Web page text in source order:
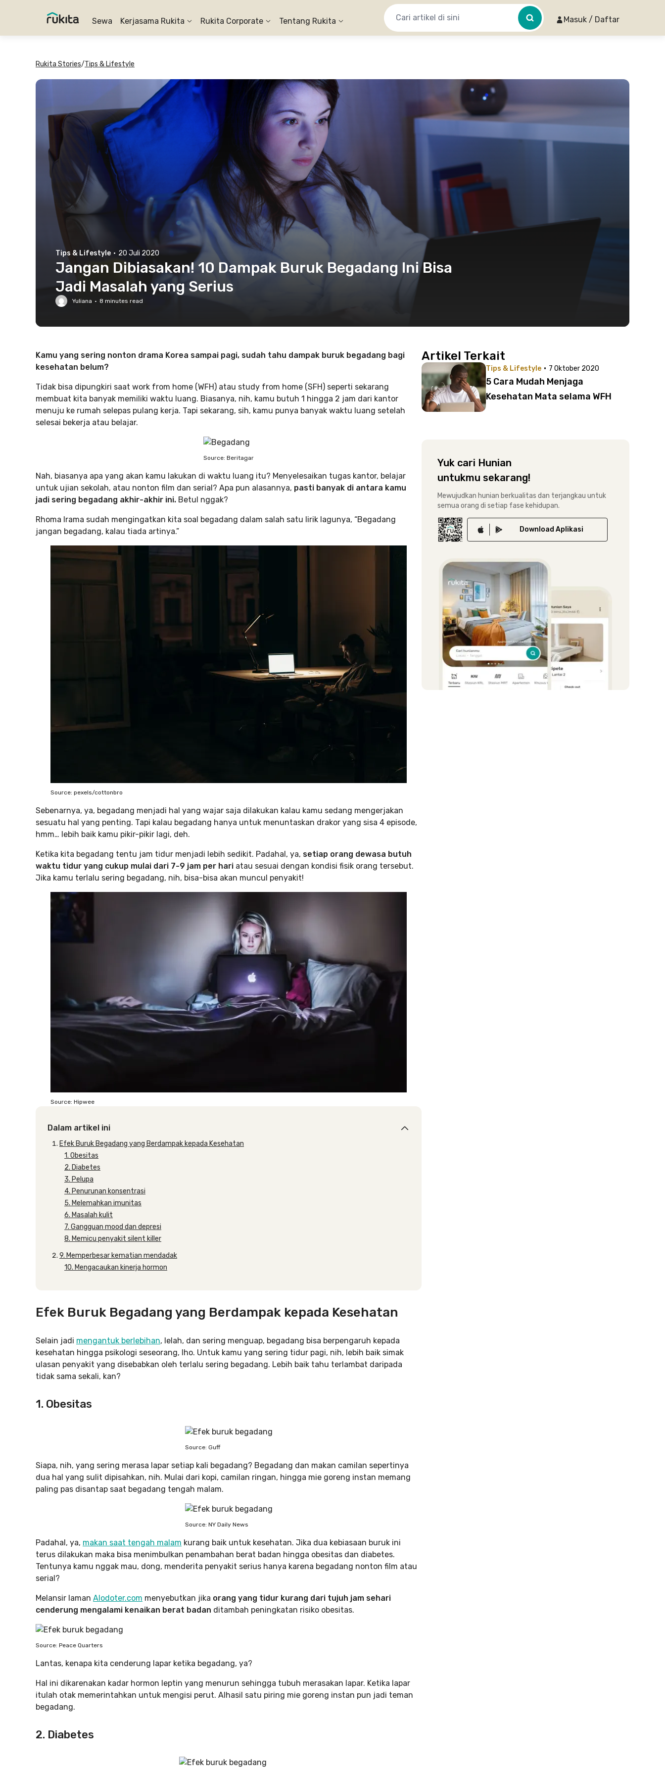
Sewa Kerjasama Rukita Rukita Corporate Tentang Rukita Masuk / Daftar
Rukita Stories/Tips & Lifestyle
Tips & Lifestyle · 20 Juli 2020
Jangan Dibiasakan! 10 Dampak Buruk Begadang Ini Bisa
Jadi Masalah yang Serius
Yuliana · 8 minutes read
Kamu yang sering nonton drama Korea sampai pagi, sudah tahu dampak buruk begadang bagi
kesehatan belum?
Tidak bisa dipungkiri saat work from home (WFH) atau study from home (SFH) seperti sekarang
membuat kita banyak memiliki waktu luang. Biasanya, nih, kamu butuh 1 hingga 2 jam dari kantor
menuju ke rumah selepas pulang kerja. Tapi sekarang, sih, kamu punya banyak waktu luang setelah
selesai bekerja atau belajar.
Source: Beritagar
Nah, biasanya apa yang akan kamu lakukan di waktu luang itu? Menyelesaikan tugas kantor, belajar
untuk ujian sekolah, atau nonton film dan serial? Apa pun alasannya, pasti banyak di antara kamu
jadi sering begadang akhir-akhir ini. Betul nggak?
Rhoma Irama sudah mengingatkan kita soal begadang dalam salah satu lirik lagunya, “Begadang
jangan begadang, kalau tiada artinya.”
Source: pexels/cottonbro
Sebenarnya, ya, begadang menjadi hal yang wajar saja dilakukan kalau kamu sedang mengerjakan
sesuatu hal yang penting. Tapi kalau begadang hanya untuk menuntaskan drakor yang sisa 4 episode,
hmm… lebih baik kamu pikir-pikir lagi, deh.
Ketika kita begadang tentu jam tidur menjadi lebih sedikit. Padahal, ya, setiap orang dewasa butuh
waktu tidur yang cukup mulai dari 7-9 jam per hari atau sesuai dengan kondisi fisik orang tersebut.
Jika kamu terlalu sering begadang, nih, bisa-bisa akan muncul penyakit!
Source: Hipwee
Dalam artikel ini
Efek Buruk Begadang yang Berdampak kepada Kesehatan
1. Obesitas
2. Diabetes
3. Pelupa
4. Penurunan konsentrasi
5. Melemahkan imunitas
6. Masalah kulit
7. Gangguan mood dan depresi
8. Memicu penyakit silent killer
9. Memperbesar kematian mendadak
10. Mengacaukan kinerja hormon
Efek Buruk Begadang yang Berdampak kepada Kesehatan
Selain jadi mengantuk berlebihan, lelah, dan sering menguap, begadang bisa berpengaruh kepada
kesehatan hingga psikologi seseorang, lho. Untuk kamu yang sering tidur pagi, nih, lebih baik simak
ulasan penyakit yang disebabkan oleh terlalu sering begadang. Lebih baik tahu terlambat daripada
tidak sama sekali, kan?
1. Obesitas
Source: Guff
Siapa, nih, yang sering merasa lapar setiap kali begadang? Begadang dan makan camilan sepertinya
dua hal yang sulit dipisahkan, nih. Mulai dari kopi, camilan ringan, hingga mie goreng instan memang
paling pas disantap saat begadang tengah malam.
Source: NY Daily News
Padahal, ya, makan saat tengah malam kurang baik untuk kesehatan. Jika dua kebiasaan buruk ini
terus dilakukan maka bisa menimbulkan penambahan berat badan hingga obesitas dan diabetes.
Tentunya kamu nggak mau, dong, menderita penyakit serius hanya karena begadang nonton film atau
serial?
Melansir laman Alodoter.com menyebutkan jika orang yang tidur kurang dari tujuh jam sehari
cenderung mengalami kenaikan berat badan ditambah peningkatan risiko obesitas.
Source: Peace Quarters
Lantas, kenapa kita cenderung lapar ketika begadang, ya?
Hal ini dikarenakan kadar hormon leptin yang menurun sehingga tubuh merasakan lapar. Ketika lapar
itulah otak memerintahkan untuk mengisi perut. Alhasil satu piring mie goreng instan pun jadi teman
begadang.
2. Diabetes
Artikel Terkait
Tips & Lifestyle · 7 Oktober 2020
5 Cara Mudah Menjaga
Kesehatan Mata selama WFH
Yuk cari Hunian
untukmu sekarang!
Mewujudkan hunian berkualitas dan terjangkau untuk
semua orang di setiap fase kehidupan.
Download Aplikasi